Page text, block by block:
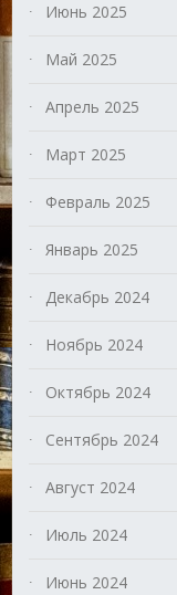
Июнь 2025
Май 2025
Апрель 2025
Март 2025
Февраль 2025
Январь 2025
Декабрь 2024
Ноябрь 2024
Октябрь 2024
Сентябрь 2024
Август 2024
Июль 2024
Июнь 2024